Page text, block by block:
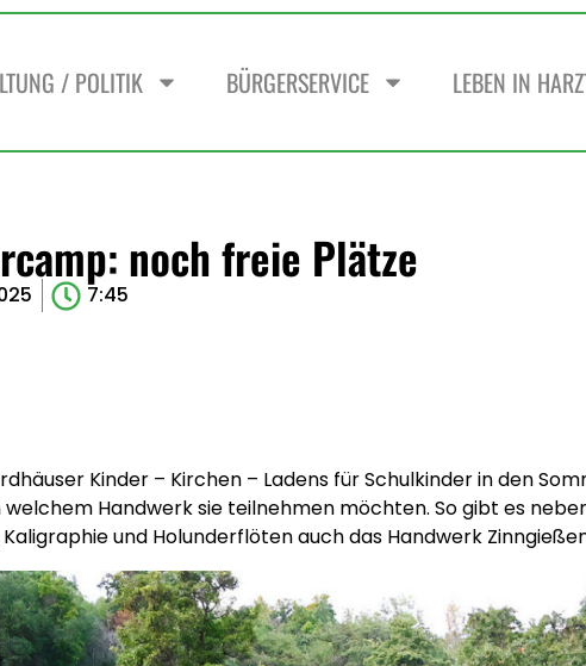
/ POLITIK BÜRGERSERVICE LEBEN IN
noch freie Plätze
7:45
Kinder – Kirchen – Ladens für Schulkinder in den
Handwerk sie teilnehmen möchten. So gibt es
und Holunderflöten auch das Handwerk